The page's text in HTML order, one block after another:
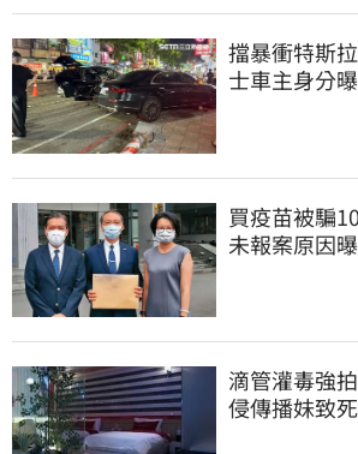
擋暴衝特斯
士車主身分曝
買疫苗被騙
未報案原因曝
滴管灌毒強
侵傳播妹致死